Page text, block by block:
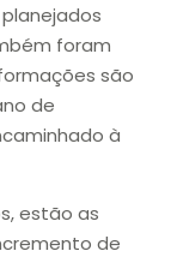
foram
são
de
à
estão as
de